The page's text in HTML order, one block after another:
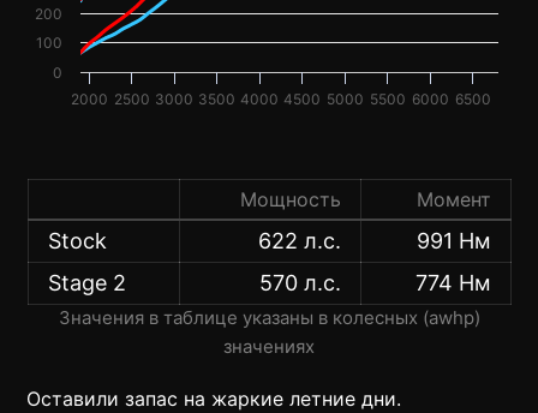
2000 2500 3000 3500 4000 4500 5000 5500 6000 6500
0
100
200
Мощность Момент
Stock 622 л.с.
991 Нм
Stage 2
570 л.с. 774 Нм
Значения в таблице указаны в колесных (awhp)
значениях
Оставили запас на жаркие летние дни.